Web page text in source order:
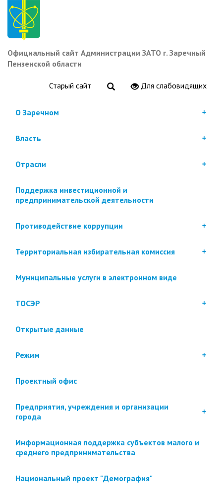
Перейти
основному
содержанию
Официальный сайт Администрации ЗАТО г. Заречный
Пензенской области
Старый сайт Для слабовидящих
О Заречном
Власть
Отрасли
Поддержка инвестиционной и
предпринимательской деятельности
Противодействие коррупции
Территориальная избирательная комиссия
Муниципальные услуги в электронном виде
ТОСЭР
Открытые данные
Режим
Проектный офис
Предприятия, учреждения и организации
города
Информационная поддержка субъектов малого и
среднего предпринимательства
Национальный проект "Демография"